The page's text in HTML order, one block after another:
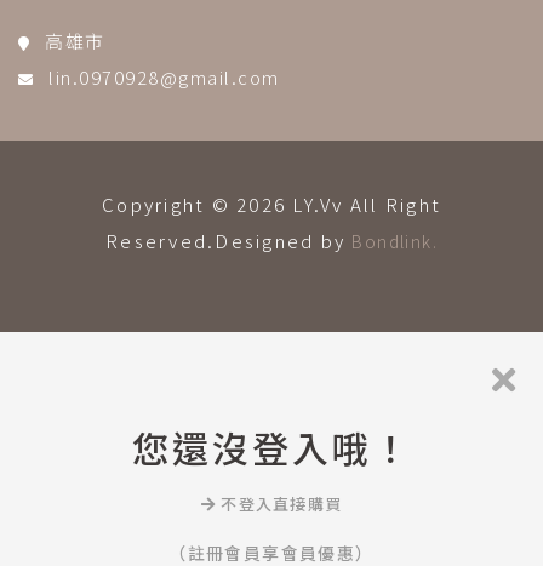
高雄市
lin.0970928@gmail.com
Copyright © 2026 LY.Vv All Right
Reserved.Designed by Bondlink.
您還沒登入哦！
不登入直接購買
（註冊會員享會員優惠）